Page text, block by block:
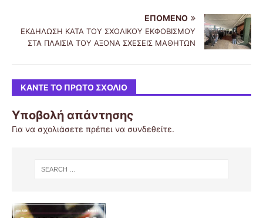
ΕΠΌΜΕΝΟ
ΕΚΔΗΛΩΣΗ ΚΑΤΑ ΤΟΥ ΣΧΟΛΙΚΟΥ ΕΚΦΟΒΙΣΜΟΥ
ΣΤΑ ΠΛΑΙΣΙΑ ΤΟΥ ΑΞΟΝΑ ΣΧΕΣΕΙΣ ΜΑΘΗΤΩΝ
ΚΆΝΤΕ ΤΟ ΠΡΏΤΟ ΣΧΌΛΙΟ
Υποβολή απάντησης
Για να σχολιάσετε πρέπει να συνδεθείτε.